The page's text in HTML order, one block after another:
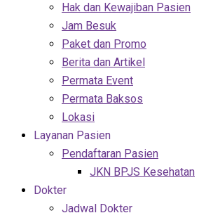
Hak dan Kewajiban Pasien
Jam Besuk
Paket dan Promo
Berita dan Artikel
Permata Event
Permata Baksos
Lokasi
Layanan Pasien
Pendaftaran Pasien
JKN BPJS Kesehatan
Dokter
Jadwal Dokter